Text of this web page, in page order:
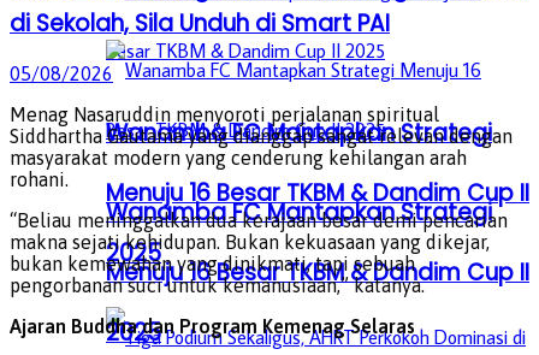
Wanamba FC Mantapkan Strategi
Menuju 16 Besar TKBM & Dandim Cup II
2025
Wanamba FC Mantapkan Strategi
Menuju 16 Besar TKBM & Dandim Cup II
2025
di Sekolah, Sila Unduh di Smart PAI
05/08/2026
Menag Nasaruddin menyoroti perjalanan spiritual
Siddhartha Gautama yang dianggap sangat relevan dengan
masyarakat modern yang cenderung kehilangan arah
rohani.
“Beliau meninggalkan dua kerajaan besar demi pencarian
makna sejati kehidupan. Bukan kekuasaan yang dikejar,
bukan kemewahan yang dinikmati, tapi sebuah
pengorbanan suci untuk kemanusiaan,” katanya.
Ajaran Buddha dan Program Kemenag Selaras